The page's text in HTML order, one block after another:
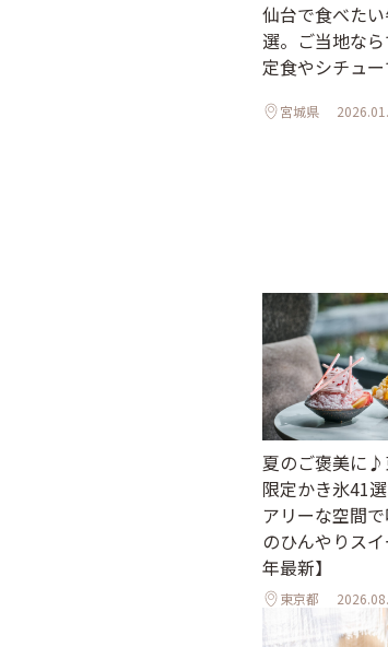
仙台で食べた
選。ご当地な
定食やシチュ
宮城県
夏のご褒美に♪
限定かき氷41
アリーな空間
のひんやりス
年最新】
東京都